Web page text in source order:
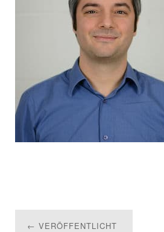
Beitragsnavigation
VERÖFFENTLICHT